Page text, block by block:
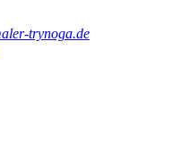
trynoga.de